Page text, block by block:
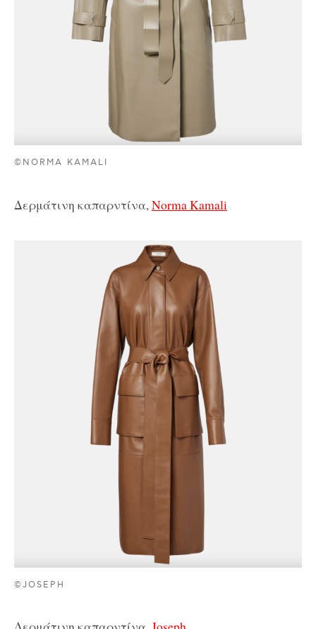
©NORMA KAMALI
Δερμάτινη καπαρντίνα, Norma Kamali
©JOSEPH